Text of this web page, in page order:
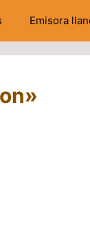
Emisora